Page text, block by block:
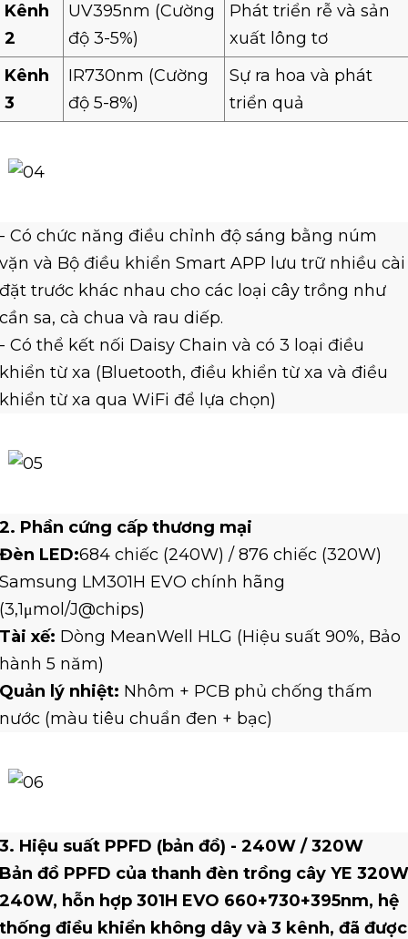
Kênh
2
UV395nm (Cường
độ 3-5%)
Phát triển rễ và sản
xuất lông tơ
Kênh
3
IR730nm (Cường
độ 5-8%)
Sự ra hoa và phát
triển quả
Có chức năng điều chỉnh độ sáng bằng núm
và Bộ điều khiển Smart APP lưu trữ nhiều cài
trước khác nhau cho các loại cây trồng như
sa, cà chua và rau diếp.
Có thể kết nối Daisy Chain và có 3 loại điều
từ xa (Bluetooth, điều khiển từ xa và điều
từ xa qua WiFi để lựa chọn)
Phần cứng cấp thương mại
LED:684 chiếc (240W) / 876 chiếc (320W)
LM301H EVO chính hãng
J@chips)
xế: Dòng MeanWell HLG (Hiệu suất 90%, Bảo
5 năm)
lý nhiệt: Nhôm + PCB phủ chống thấm
(màu tiêu chuẩn đen + bạc)
Hiệu suất PPFD (bản đồ) - 240W / 320W
đồ PPFD của thanh đèn trồng cây YE 320W
hỗn hợp 301H EVO 660+730+395nm, hệ
điều khiển không dây và 3 kênh, đã được